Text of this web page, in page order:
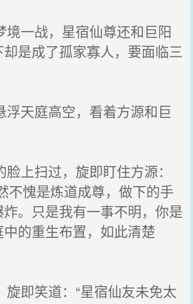
一战，星宿仙尊还和巨阳
是成了孤家寡人，要面临三
天庭高空，看着方源和巨
上扫过，旋即盯住方源：
不愧是炼道成尊，做下的手
。只是我有一事不明，你是
的重生布置，如此清楚
即笑道：“星宿仙友未免太